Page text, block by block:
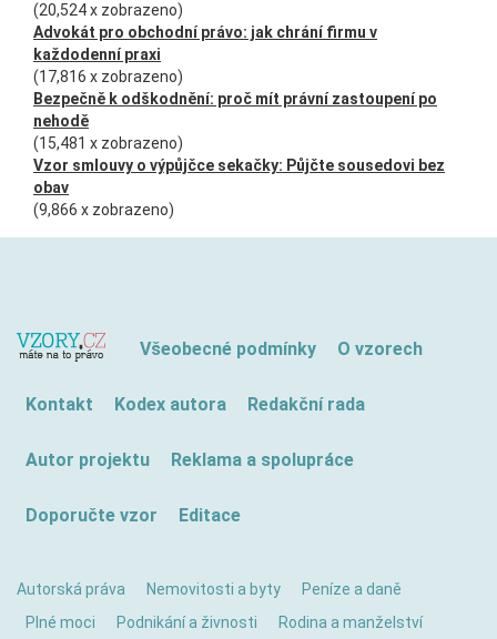
(20,524 x zobrazeno)
Advokát pro obchodní právo: jak chrání firmu v
každodenní praxi
(17,816 x zobrazeno)
Bezpečně k odškodnění: proč mít právní zastoupení po
nehodě
(15,481 x zobrazeno)
Vzor smlouvy o výpůjčce sekačky: Půjčte sousedovi bez
obav
(9,866 x zobrazeno)
Všeobecné podmínky O vzorech
Kontakt Kodex autora Redakční rada
Autor projektu Reklama a spolupráce
Doporučte vzor Editace
Autorská práva Nemovitosti a byty
Peníze a daně
Plné moci
Podnikání a živnosti Rodina a manželství